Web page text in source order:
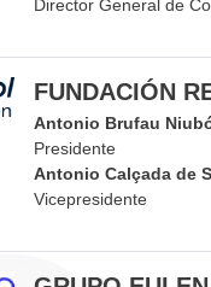
Director General de
FUNDACIÓN
Antonio Brufau
Presidente
Antonio Calçada de
Vicepresidente